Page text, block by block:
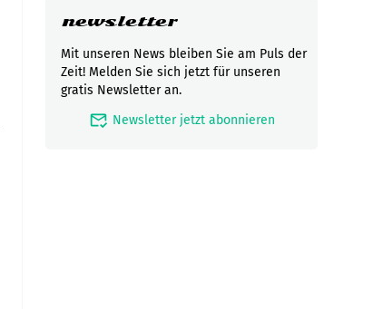
newsletter
Mit unseren News bleiben Sie am Puls der
Zeit! Melden Sie sich jetzt für unseren
gratis Newsletter an.
mark_email_read Newsletter jetzt abonnieren